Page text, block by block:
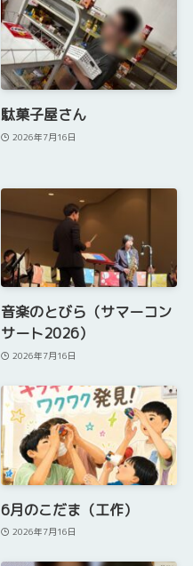
駄菓子屋さん
2026年7月16日
音楽のとびら（サマーコン
サート2026）
2026年7月16日
6月のこだま（工作）
2026年7月16日